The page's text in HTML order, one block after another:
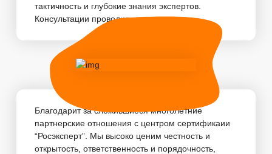
тактичность и глубокие знания экспертов.
Консультации проводились...
Благодарит за сложившиеся многолетние
партнерские отношения с центром сертификаии
“Росэксперт”. Мы высоко ценим честность и
открытость, ответственность и порядочность,